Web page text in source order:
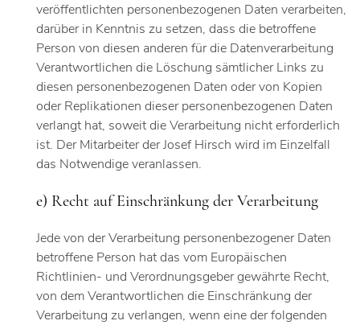
veröffentlichten personenbezogenen Daten verarbeiten,
darüber in Kenntnis zu setzen, dass die betroffene
Person von diesen anderen für die Datenverarbeitung
Verantwortlichen die Löschung sämtlicher Links zu
diesen personenbezogenen Daten oder von Kopien
oder Replikationen dieser personenbezogenen Daten
verlangt hat, soweit die Verarbeitung nicht erforderlich
ist. Der Mitarbeiter der Josef Hirsch wird im Einzelfall
das Notwendige veranlassen.
e) Recht auf Einschränkung der Verarbeitung
Jede von der Verarbeitung personenbezogener Daten
betroffene Person hat das vom Europäischen
Richtlinien- und Verordnungsgeber gewährte Recht,
von dem Verantwortlichen die Einschränkung der
Verarbeitung zu verlangen, wenn eine der folgenden